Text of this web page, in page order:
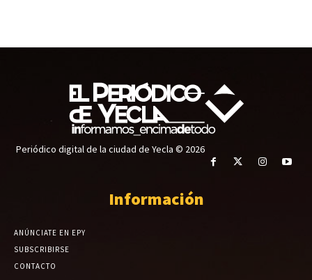
Periódico digital de la ciudad de Yecla © 2026
Información
ANÚNCIATE EN EPY
SUBSCRIBIRSE
CONTACTO